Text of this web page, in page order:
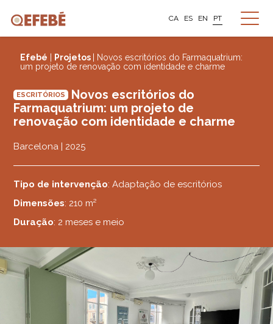
CA ES EN PT
Efebé Projetos
| Novos escritórios do Farmaquatrium:
um projeto de renovação com identidade e charme
ESCRITÓRIOS
Novos escritórios do
Farmaquatrium: um projeto de
renovação com identidade e charme
Barcelona | 2025
Tipo de intervenção: Adaptação de escritórios
Dimensões: 210 m²
Duração: 2 meses e meio